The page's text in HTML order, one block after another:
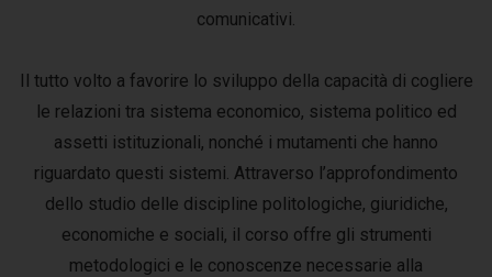
comunicativi.
Il tutto volto a favorire lo sviluppo della capacità di cogliere
le relazioni tra sistema economico, sistema politico ed
assetti istituzionali, nonché i mutamenti che hanno
riguardato questi sistemi. Attraverso l’approfondimento
dello studio delle discipline politologiche, giuridiche,
economiche e sociali, il corso offre gli strumenti
metodologici e le conoscenze necessarie alla